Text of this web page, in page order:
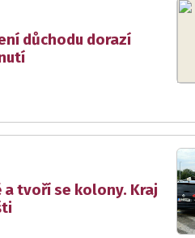
důchodu dorazí
a tvoří se kolony. Kraj